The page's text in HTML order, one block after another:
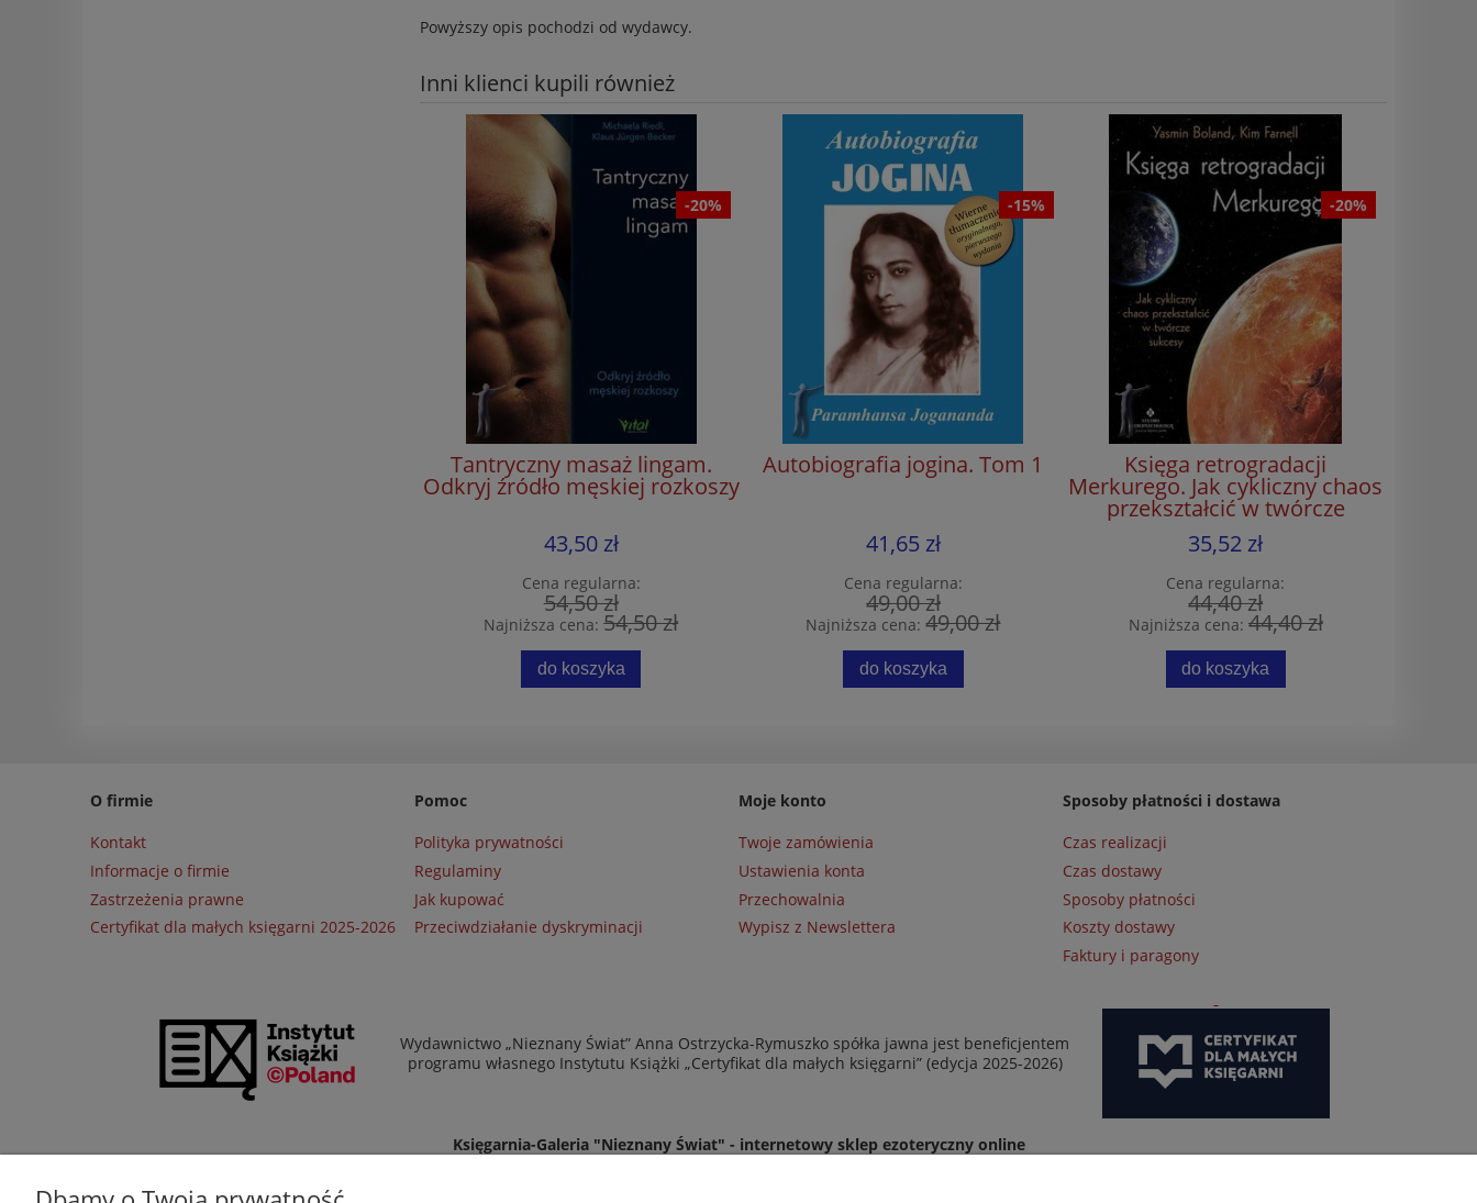
Powyższy opis pochodzi od wydawcy.
Inni klienci kupili również
-20%
Tantryczny masaż lingam.
Odkryj źródło męskiej rozkoszy
43,50 zł
Cena regularna:
54,50 zł
Najniższa cena:54,50 zł
do koszyka
-15%
Autobiografia jogina. Tom 1
41,65 zł
Cena regularna:
49,00 zł
Najniższa cena:49,00 zł
do koszyka
-20%
Księga retrogradacji
Merkurego. Jak cykliczny chaos
przekształcić w twórcze
sukcesy
35,52 zł
Cena regularna:
44,40 zł
Najniższa cena: 44,40 zł
do koszyka
O firmie
Kontakt
Informacje o firmie
Zastrzeżenia prawne
Certyfikat dla małych księgarni 2025-2026
Pomoc
Polityka prywatności
Regulaminy
Jak kupować
Przeciwdziałanie dyskryminacji
Moje konto
Twoje zamówienia
Ustawienia konta
Przechowalnia
Wypisz z Newslettera
Sposoby płatności i dostawa
Czas realizacji
Czas dostawy
Sposoby płatności
Koszty dostawy
Faktury i paragony
Wydawnictwo „Nieznany Świat” Anna Ostrzycka-Rymuszko spółka jawna jest beneficjentem
programu własnego Instytutu Książki „Certyfikat dla małych księgarni” (edycja 2025-2026)
Księgarnia-Galeria "Nieznany Świat" - internetowy sklep ezoteryczny online